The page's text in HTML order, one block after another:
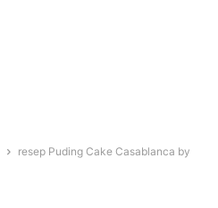
resep Puding Cake Casablanca by